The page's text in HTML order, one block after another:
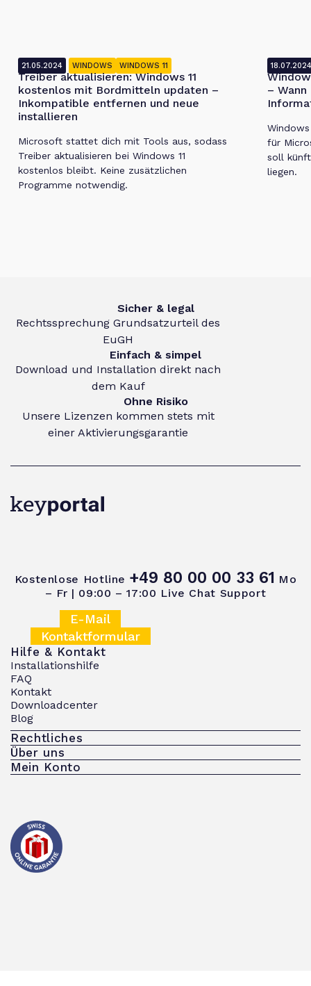
21.05.2024 WINDOWS WINDOWS 11
Treiber aktualisieren: Windows 11
kostenlos mit Bordmitteln updaten –
Inkompatible entfernen und neue
installieren
Microsoft stattet dich mit Tools aus, sodass
Treiber aktualisieren bei Windows 11
kostenlos bleibt. Keine zusätzlichen
Programme notwendig.
–
für
soll
liegen.
Sicher & legal
Rechtssprechung Grundsatzurteil des
EuGH
Einfach & simpel
Download und Installation direkt nach
dem Kauf
Ohne Risiko
Unsere Lizenzen kommen stets mit
einer Aktivierungsgarantie
Kostenlose Hotline +49 80 00 00 33 61 Mo
– Fr | 09:00 – 17:00 Live Chat Support
E-Mail
Kontaktformular
Hilfe & Kontakt
Installationshilfe
FAQ
Kontakt
Downloadcenter
Blog
Rechtliches
Über uns
Mein Konto